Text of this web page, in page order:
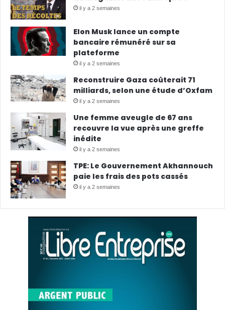
il y a 2 semaines
Elon Musk lance un compte
bancaire rémunéré sur sa
plateforme
il y a 2 semaines
Reconstruire Gaza coûterait 71
milliards, selon une étude d’Oxfam
il y a 2 semaines
Une femme aveugle de 67 ans
recouvre la vue après une greffe
inédite
il y a 2 semaines
TPE: Le Gouvernement Akhannouch
paie les frais des pots cassés
il y a 2 semaines